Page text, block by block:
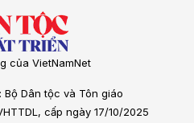
của VietNamNet
Dân tộc và Tôn giáo
cấp ngày 17/10/2025